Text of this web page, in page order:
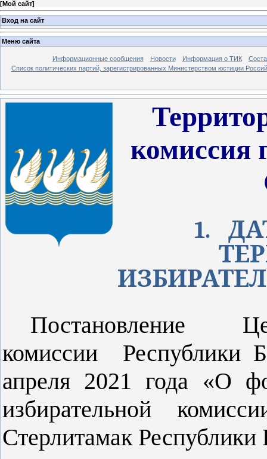
[Мой сайт]
Вход на сайт
Меню сайта
Информационные сообщения Новости Информация о ТИК
Список политических партий, зарегистрированных Министерством юстиции
комиссия
1.
Постановление
комиссии
Республики
апреля 2021 года «О
избирательной
Стерлитамак Республики